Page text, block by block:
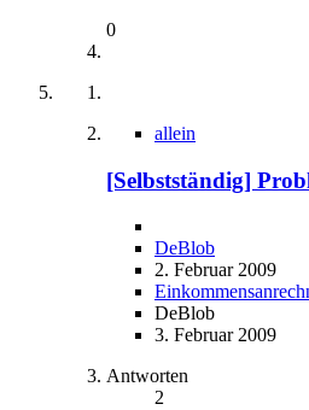
0
allein
[Selbstständig]
DeBlob
2. Februar 2009
DeBlob
3. Februar 2009
Antworten
2